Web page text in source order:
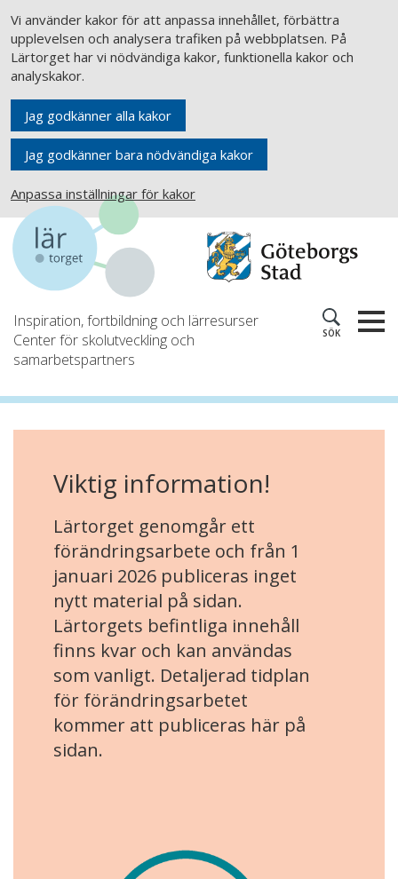
Vi använder kakor för att anpassa innehållet, förbättra
upplevelsen och analysera trafiken på webbplatsen. På
Lärtorget har vi nödvändiga kakor, funktionella kakor och
analyskakor.
Jag godkänner alla kakor
Jag godkänner bara nödvändiga kakor
Anpassa inställningar för kakor
Inspiration, fortbildning och lärresurser
Center för skolutveckling och
samarbetspartners
SÖK
Viktig information!
Lärtorget genomgår ett
förändringsarbete och från 1
januari 2026 publiceras inget
nytt material på sidan.
Lärtorgets befintliga innehåll
finns kvar och kan användas
som vanligt. Detaljerad tidplan
för förändringsarbetet
kommer att publiceras här på
sidan.